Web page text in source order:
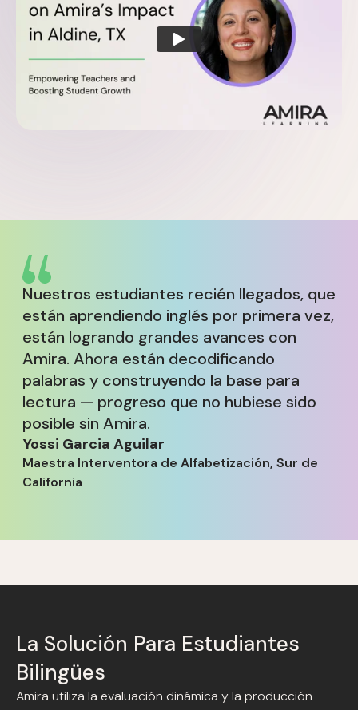
Nuestros estudiantes recién llegados, que
están aprendiendo inglés por primera vez,
están logrando grandes avances con
Amira. Ahora están decodificando
palabras y construyendo la base para
lectura — progreso que no hubiese sido
posible sin Amira.
Yossi Garcia Aguilar
Maestra Interventora de Alfabetización, Sur de
California
La Solución Para Estudiantes
Bilingües
Amira utiliza la evaluación dinámica y la producción